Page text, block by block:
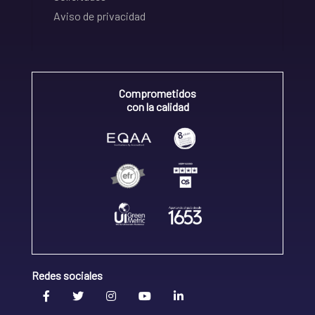
Aviso de privacidad
Comprometidos
con la calidad
Redes sociales